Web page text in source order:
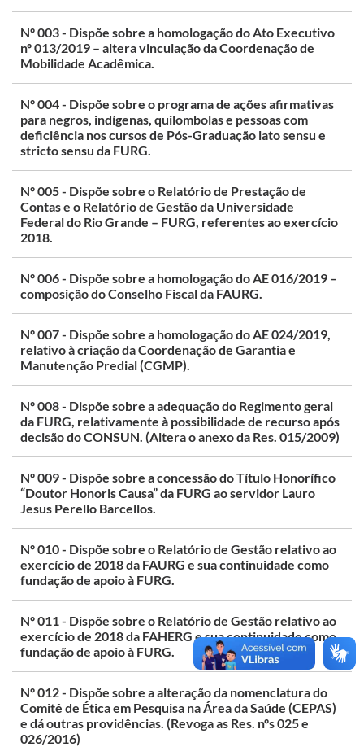
Nº 003 - Dispõe sobre a homologação do Ato Executivo
nº 013/2019 – altera vinculação da Coordenação de
Mobilidade Acadêmica.
Nº 004 - Dispõe sobre o programa de ações afirmativas
para negros, indígenas, quilombolas e pessoas com
deficiência nos cursos de Pós-Graduação lato sensu e
stricto sensu da FURG.
Nº 005 - Dispõe sobre o Relatório de Prestação de
Contas e o Relatório de Gestão da Universidade
Federal do Rio Grande – FURG, referentes ao exercício
2018.
Nº 006 - Dispõe sobre a homologação do AE 016/2019 –
composição do Conselho Fiscal da FAURG.
Nº 007 - Dispõe sobre a homologação do AE 024/2019,
relativo à criação da Coordenação de Garantia e
Manutenção Predial (CGMP).
Nº 008 - Dispõe sobre a adequação do Regimento geral
da FURG, relativamente à possibilidade de recurso após
decisão do CONSUN. (Altera o anexo da Res. 015/2009)
Nº 009 - Dispõe sobre a concessão do Título Honorífico
“Doutor Honoris Causa” da FURG ao servidor Lauro
Jesus Perello Barcellos.
Nº 010 - Dispõe sobre o Relatório de Gestão relativo ao
exercício de 2018 da FAURG e sua continuidade como
fundação de apoio à FURG.
Nº 011 - Dispõe sobre o Relatório de Gestão relativo ao
exercício de 2018 da FAHERG e sua continuidade como
fundação de apoio à FURG.
Nº 012 - Dispõe sobre a alteração da nomenclatura do
Comitê de Ética em Pesquisa na Área da Saúde (CEPAS)
e dá outras providências. (Revoga as Res. nºs 025 e
026/2016)